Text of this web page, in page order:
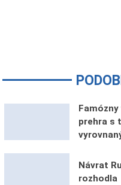
prehra s
Návrat
rozhodla